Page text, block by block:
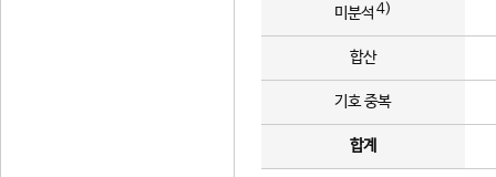
미분석 4)
합산
기호 중복
합계